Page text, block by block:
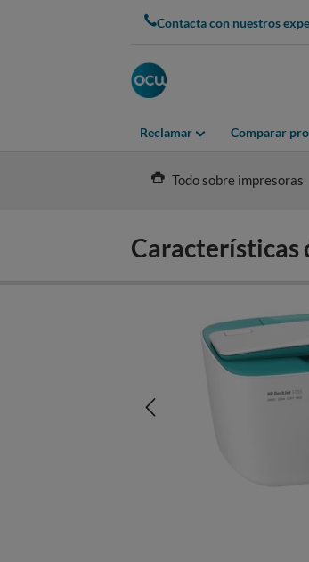
Contacta con nuestros
Reclamar Comparar
Todo sobre impresoras
Características